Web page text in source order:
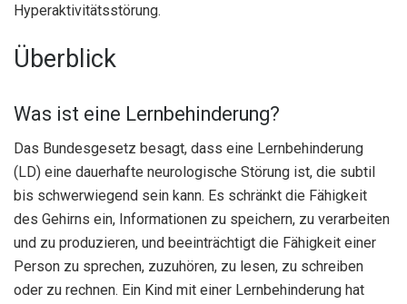
Hyperaktivitätsstörung.
Überblick
Was ist eine Lernbehinderung?
Das Bundesgesetz besagt, dass eine Lernbehinderung
(LD) eine dauerhafte neurologische Störung ist, die subtil
bis schwerwiegend sein kann. Es schränkt die Fähigkeit
des Gehirns ein, Informationen zu speichern, zu verarbeiten
und zu produzieren, und beeinträchtigt die Fähigkeit einer
Person zu sprechen, zuzuhören, zu lesen, zu schreiben
oder zu rechnen. Ein Kind mit einer Lernbehinderung hat